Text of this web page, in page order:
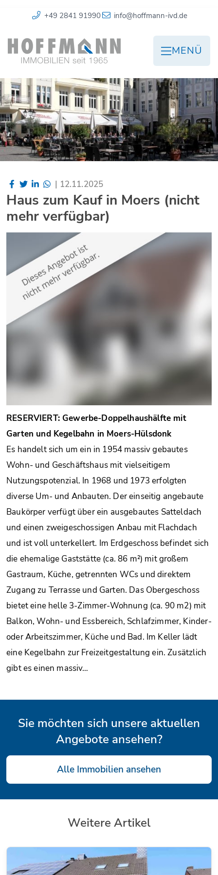
+49 2841 91990 info@hoffmann-ivd.de
MENÜ
| 12.11.2025
Haus zum Kauf in Moers (nicht
mehr verfügbar)
RESERVIERT: Gewerbe-Doppelhaushälfte mit
Garten und Kegelbahn in Moers-Hülsdonk
Es handelt sich um ein in 1954 massiv gebautes
Wohn- und Geschäftshaus mit vielseitigem
Nutzungspotenzial. In 1968 und 1973 erfolgten
diverse Um- und Anbauten. Der einseitig angebaute
Baukörper verfügt über ein ausgebautes Satteldach
und einen zweigeschossigen Anbau mit Flachdach
und ist voll unterkellert. Im Erdgeschoss befindet sich
die ehemalige Gaststätte (ca. 86 m²) mit großem
Gastraum, Küche, getrennten WCs und direktem
Zugang zu Terrasse und Garten. Das Obergeschoss
bietet eine helle 3-Zimmer-Wohnung (ca. 90 m2) mit
Balkon, Wohn- und Essbereich, Schlafzimmer, Kinder-
oder Arbeitszimmer, Küche und Bad. Im Keller lädt
eine Kegelbahn zur Freizeitgestaltung ein. Zusätzlich
gibt es einen massiv…
Sie möchten sich unsere aktuellen
Angebote ansehen?
Alle Immobilien ansehen
Weitere Artikel